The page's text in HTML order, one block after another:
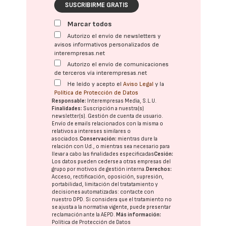
SUSCRIBIRME GRATIS
Marcar todos
Autorizo el envío de newsletters y
avisos informativos personalizados de
interempresas.net
Autorizo el envío de comunicaciones
de terceros vía interempresas.net
He leído y acepto elAviso Legal y la
Política de Protección de Datos
Responsable: Interempresas Media, S.L.U.
Finalidades: Suscripción a nuestra(s)
newsletter(s). Gestión de cuenta de usuario.
Envío de emails relacionados con la misma o
relativos a intereses similares o
asociados.Conservación: mientras dure la
relación con Ud., o mientras sea necesario para
llevar a cabo las finalidades especificadasCesión:
Los datos pueden cederse a otras empresas del
grupo por motivos de gestión interna.Derechos:
Acceso, rectificación, oposición, supresión,
portabilidad, limitación del tratatamiento y
decisiones automatizadas: contacte con
nuestro DPD. Si considera que el tratamiento no
se ajusta a la normativa vigente, puede presentar
reclamación ante laAEPD.Más información:
Política de Protección de Datos